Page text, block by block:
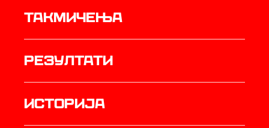
Такмичења
резултати
историја